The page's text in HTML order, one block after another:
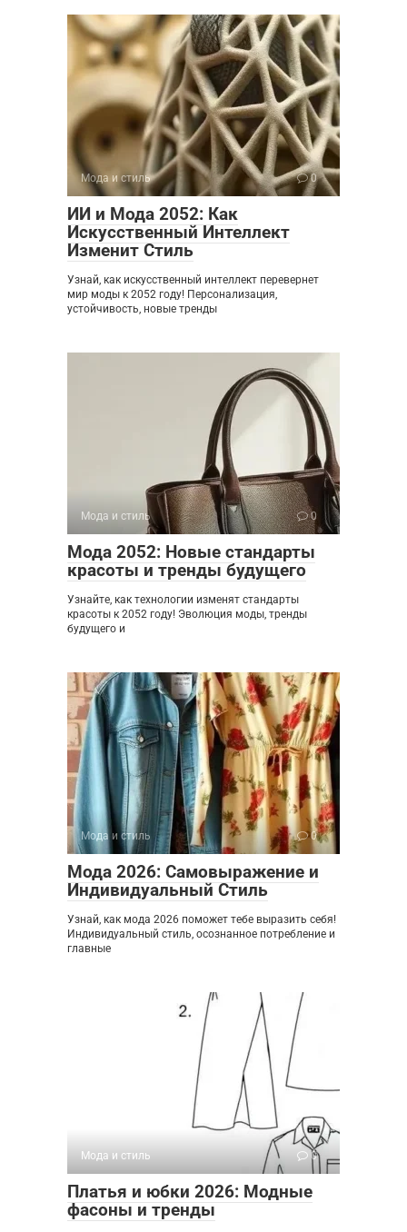
Мода и стиль 0
ИИ и Мода 2052: Как
Искусственный Интеллект
Изменит Стиль
Узнай, как искусственный интеллект перевернет
мир моды к 2052 году! Персонализация,
устойчивость, новые тренды
Мода и стиль 0
Мода 2052: Новые стандарты
красоты и тренды будущего
Узнайте, как технологии изменят стандарты
красоты к 2052 году! Эволюция моды, тренды
будущего и
Мода и стиль 0
Мода 2026: Самовыражение и
Индивидуальный Стиль
Узнай, как мода 2026 поможет тебе выразить себя!
Индивидуальный стиль, осознанное потребление и
главные
Мода и стиль 0
Платья и юбки 2026: Модные
фасоны и тренды